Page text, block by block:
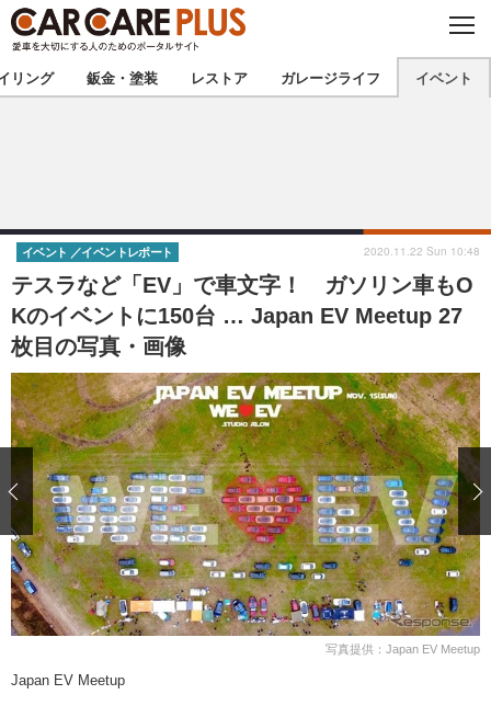
C
O
S
E
★カーケアプラス認定★ 厳選プロショップを地域から探す
甲信越 北陸
東海 関西
中国
九州 沖縄
注目の記事
ショップレポート 愛車 File
自動車豆知識 ストップ！不具合修理＆粗悪修理
鈑金・塗装
ディテイリング
ディテイリング 洗車
ヘッドライト磨き コーティング
フィルム・ラッピング
鈑金・塗装
小キズ直し 防錆
特集記事
ストップ 不具合修理＆粗悪修理
カーメーカー「旧車」関連プロジェ
クト
ショップ紹介
ショップレポート
レストア
リング 鈑金・塗装 レストア ガレージライフ イベント
テスラなど「EV」で車文字！ ガソリン車もO
Kのイベントに150台 … Japan EV Meetup 27
枚目の写真・画像
イベント イベントレポート 2020.11.22 Sun 10:48
写真提供：Japan EV Meetup
Japan EV Meetup